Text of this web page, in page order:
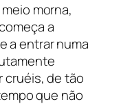
morna,
a
a entrar numa
cruéis, de tão
que não